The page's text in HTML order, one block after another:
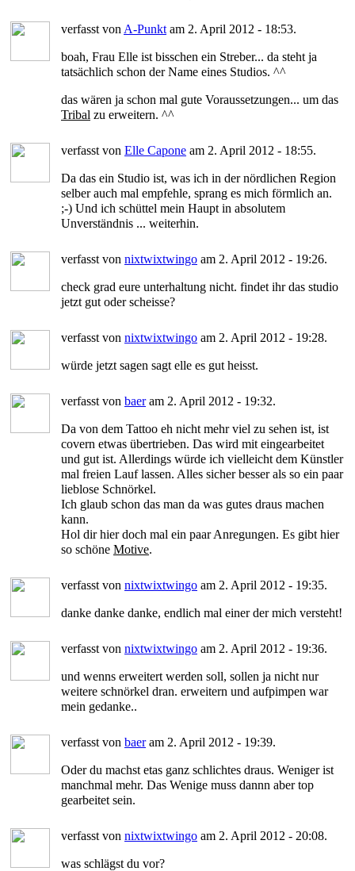
verfasst von A-Punkt am 2. April 2012 - 18:53.
boah, Frau Elle ist bisschen ein Streber... da steht ja
tatsächlich schon der Name eines Studios. ^^
das wären ja schon mal gute Voraussetzungen... um das
Tribal zu erweitern. ^^
verfasst von Elle Capone am 2. April 2012 - 18:55.
Da das ein Studio ist, was ich in der nördlichen Region
selber auch mal empfehle, sprang es mich förmlich an.
;-) Und ich schüttel mein Haupt in absolutem
Unverständnis ... weiterhin.
verfasst von nixtwixtwingo am 2. April 2012 - 19:26.
check grad eure unterhaltung nicht. findet ihr das studio
jetzt gut oder scheisse?
verfasst von nixtwixtwingo am 2. April 2012 - 19:28.
würde jetzt sagen sagt elle es gut heisst.
verfasst von baeram 2. April 2012 - 19:32.
Da von dem Tattoo eh nicht mehr viel zu sehen ist, ist
covern etwas übertrieben. Das wird mit eingearbeitet
und gut ist. Allerdings würde ich vielleicht dem Künstler
mal freien Lauf lassen. Alles sicher besser als so ein paar
lieblose Schnörkel.
Ich glaub schon das man da was gutes draus machen
kann.
Hol dir hier doch mal ein paar Anregungen. Es gibt hier
so schöne Motive.
verfasst von nixtwixtwingo am 2. April 2012 - 19:35.
danke danke danke, endlich mal einer der mich versteht!
verfasst von nixtwixtwingo am 2. April 2012 - 19:36.
und wenns erweitert werden soll, sollen ja nicht nur
weitere schnörkel dran. erweitern und aufpimpen war
mein gedanke..
verfasst von baeram 2. April 2012 - 19:39.
Oder du machst etas ganz schlichtes draus. Weniger ist
manchmal mehr. Das Wenige muss dannn aber top
gearbeitet sein.
verfasst von nixtwixtwingo am 2. April 2012 - 20:08.
was schlägst du vor?